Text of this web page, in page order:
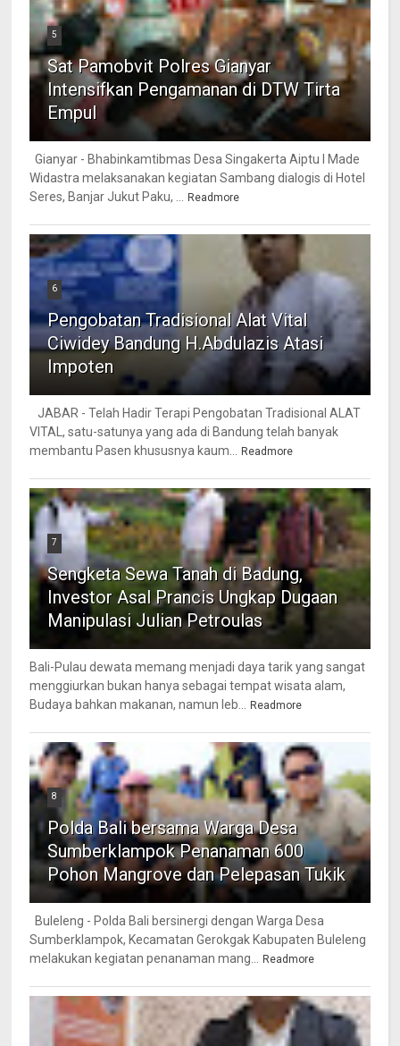
5
Sat Pamobvit Polres Gianyar
Intensifkan Pengamanan di DTW Tirta
Empul
Gianyar - Bhabinkamtibmas Desa Singakerta Aiptu I Made
Widastra melaksanakan kegiatan Sambang dialogis di Hotel
Seres, Banjar Jukut Paku, ...
Readmore
6
Pengobatan Tradisional Alat Vital
Ciwidey Bandung H.Abdulazis Atasi
Impoten
JABAR - Telah Hadir Terapi Pengobatan Tradisional ALAT
VITAL, satu-satunya yang ada di Bandung telah banyak
membantu Pasen khususnya kaum...
Readmore
7
Sengketa Sewa Tanah di Badung,
Investor Asal Prancis Ungkap Dugaan
Manipulasi Julian Petroulas
Bali-Pulau dewata memang menjadi daya tarik yang sangat
menggiurkan bukan hanya sebagai tempat wisata alam,
Budaya bahkan makanan, namun leb...
Readmore
8
Polda Bali bersama Warga Desa
Sumberklampok Penanaman 600
Pohon Mangrove dan Pelepasan Tukik
Buleleng - Polda Bali bersinergi dengan Warga Desa
Sumberklampok, Kecamatan Gerokgak Kabupaten Buleleng
melakukan kegiatan penanaman mang...
Readmore